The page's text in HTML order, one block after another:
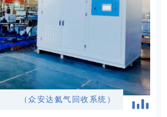
（众安达氦气回收系统）